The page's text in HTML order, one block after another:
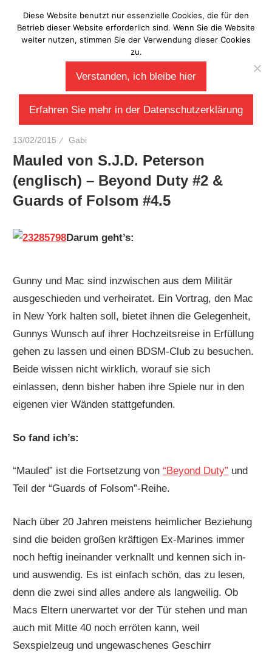
Inhalt
springen
Laberladen
13/02/2015 Gabi
Mauled von S.J.D. Peterson
(englisch) – Beyond Duty #2 &
Guards of Folsom #4.5
Darum geht’s:
Gunny und Mac sind inzwischen aus dem Militär
ausgeschieden und verheiratet. Ein Vortrag, den Mac
in New York halten soll, bietet ihnen die Gelegenheit,
Gunnys Wunsch auf ihrer Hochzeitsreise in Erfüllung
gehen zu lassen und einen BDSM-Club zu besuchen.
Beide wissen nicht wirklich, worauf sie sich
einlassen, denn bisher haben ihre Spiele nur in den
eigenen vier Wänden stattgefunden.
So fand ich’s:
“Mauled” ist die Fortsetzung von“Beyond Duty” und
Teil der “Guards of Folsom”-Reihe.
Nach über 20 Jahren meistens heimlicher Beziehung
sind die beiden großen kräftigen Ex-Marines immer
noch heftig ineinander verknallt und kennen sich in-
und auswendig. Es ist einfach schön, das zu lesen,
denn die zwei sind alles andere als langweilig. Ob
Macs Eltern unerwartet vor der Tür stehen und man
auch mit Mitte 40 noch erröten kann, weil
Sexspielzeug und ungewaschenes Geschirr
Diese Website benutzt nur essenzielle Cookies, die für den
Betrieb dieser Website erforderlich sind. Wenn Sie die Website
weiter nutzen, stimmen Sie der Verwendung dieser Cookies
zu.
Verstanden, ich bleibe hier
Erfahren Sie mehr in der Datenschutzerklärung